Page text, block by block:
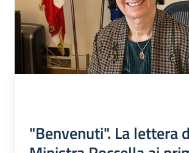
"Benvenuti". La lettera